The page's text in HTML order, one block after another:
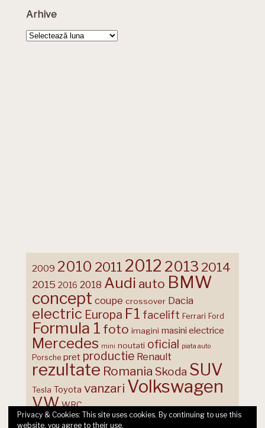
Arhive
Arhive
2009 2010 2011 2012 2013 2014
2015 2016 2018 Audi auto BMW
concept coupe crossover Dacia
electric Europa F1 facelift Ferrari Ford
Formula 1 foto imagini masini electrice
Mercedes mini noutati oficial piata auto
Porsche pret productie Renault
rezultate Romania Skoda SUV
Tesla Toyota vanzari Volkswagen
VW WRC
Privacy & Cookies: This site uses cookies. By continuing to use this
website, you agree to their use.